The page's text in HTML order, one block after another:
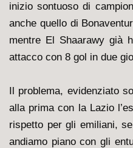
inizio sontuoso di
anche quello di
mentre El Shaarawy già
attacco con 8 gol in due
Il problema, evidenziato
alla prima con la Lazio
rispetto per gli emiliani,
andiamo piano con gli